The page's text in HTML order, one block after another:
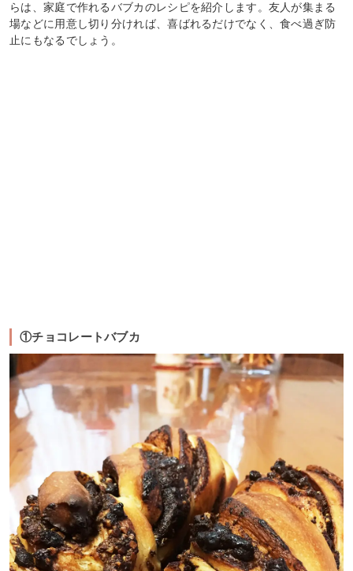
らは、家庭で作れるバブカのレシピを紹介します。友人が集まる
場などに用意し切り分ければ、喜ばれるだけでなく、食べ過ぎ防
止にもなるでしょう。
①チョコレートバブカ